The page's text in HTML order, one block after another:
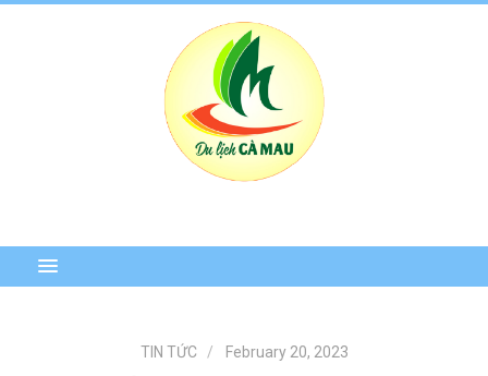
TIN TỨC February 20, 2023